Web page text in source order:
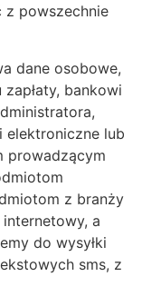
z powszechnie
dane osobowe,
bankowi
elektroniczne lub
prowadzącym
z branży
a
do wysyłki
sms, z